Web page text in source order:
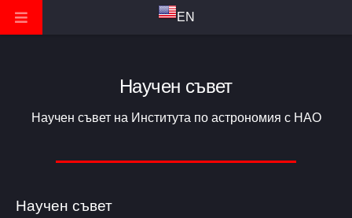
Научен съвет
Научен съвет на Института по астрономия с НАО
Научен съвет
EN